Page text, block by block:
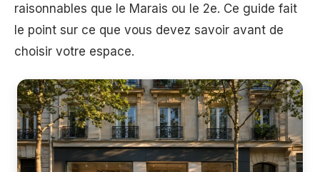
raisonnables que le Marais ou le 2e. Ce guide fait
le point sur ce que vous devez savoir avant de
choisir votre espace.